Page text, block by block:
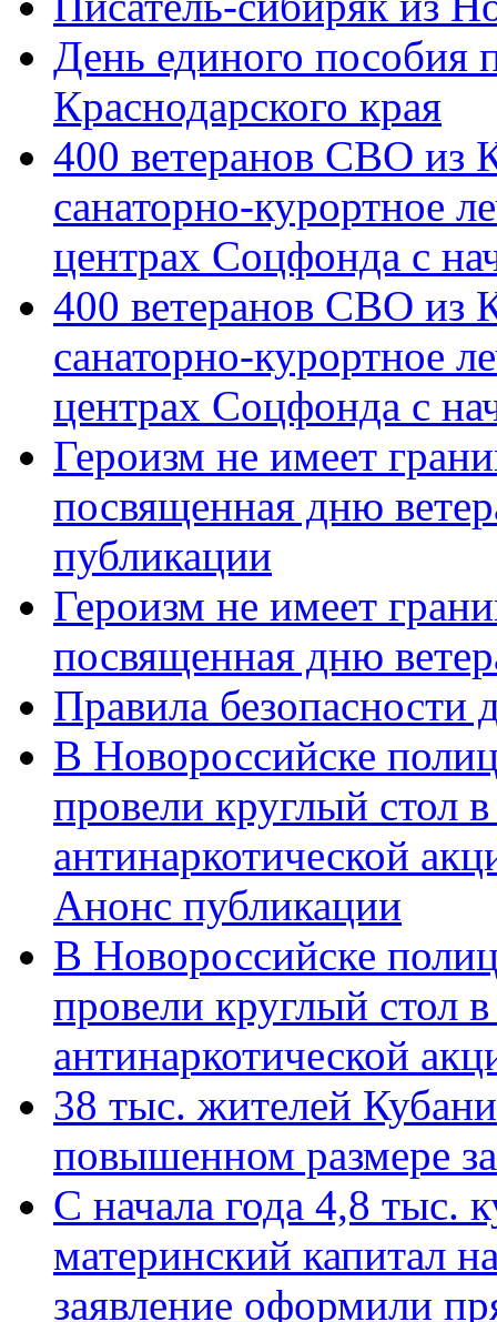
День единого пособия
Краснодарского края
400 ветеранов СВО из
санаторно-курортное
центрах Соцфонда с
400 ветеранов СВО из
санаторно-курортное
центрах Соцфонда с
Героизм не имеет
посвященная дню
публикации
Героизм не имеет
посвященная дню
Правила безопасности
В Новороссийске
провели круглый стол
антинаркотической
Анонс публикации
В Новороссийске
провели круглый стол
антинаркотической
38 тыс. жителей
повышенном размере
С начала года 4,8 тыс.
материнский капитал
заявление оформили